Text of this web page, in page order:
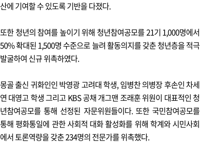
평화통일 현장 2
문화 & 피플
평화를 꿈꾸는 사람들
강원도 철원군 알알이 여문 평화와 통일의 오대쌀
희망의 발걸음
김은주 대표
따뜻한 손길 받아 정착한 나, 이젠 나도 도우며 살렵니다
산에 기여할 수 있도록 기반을 다졌다.
또한 청년의 참여를 높이기 위해 청년참여공모를 21기 1,000명에서
50% 확대된 1,500명 수준으로 늘려 활동의지를 갖춘 청년층을 적극
발굴하여 신규 위촉하였다.
몽골 출신 귀화인인 박영광 고려대 학생, 임병찬 의병장 후손인 차세
연 대영고 학생 그리고 KBS 공채 개그맨 조래훈 위원이 대표적인 청
년참여공모를 통해 선정된 자문위원들이다. 또한 국민참여공모를
통해 평화통일에 관한 사회적 대화 활성화를 위해 학계와 시민사회
에서 토론역량을 갖춘 234명의 전문가를 위촉했다.